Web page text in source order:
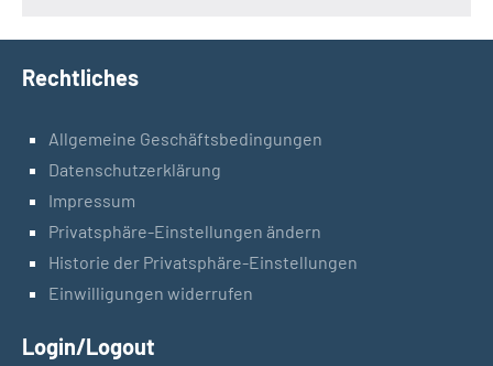
Rechtliches
Allgemeine Geschäftsbedingungen
Datenschutzerklärung
Impressum
Privatsphäre-Einstellungen ändern
Historie der Privatsphäre-Einstellungen
Einwilligungen widerrufen
Login/Logout